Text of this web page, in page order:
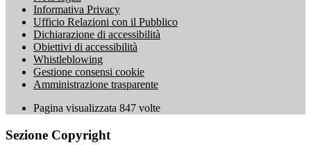
Informativa Privacy
Ufficio Relazioni con il Pubblico
Dichiarazione di accessibilità
Obiettivi di accessibilità
Whistleblowing
Gestione consensi cookie
Amministrazione trasparente
Pagina visualizzata 847 volte
Sezione Copyright